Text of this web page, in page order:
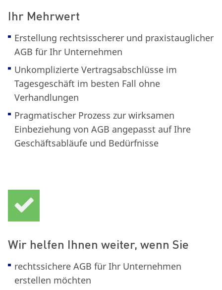
Ihr Mehrwert
Erstellung rechtsisscherer und praxistauglicher
AGB für Ihr Unternehmen
Unkomplizierte Vertragsabschlüsse im
Tagesgeschäft im besten Fall ohne
Verhandlungen
Pragmatischer Prozess zur wirksamen
Einbeziehung von AGB angepasst auf Ihre
Geschäftsabläufe und Bedürfnisse
Wir helfen Ihnen weiter, wenn Sie
rechtssichere AGB für Ihr Unternehmen
erstellen möchten